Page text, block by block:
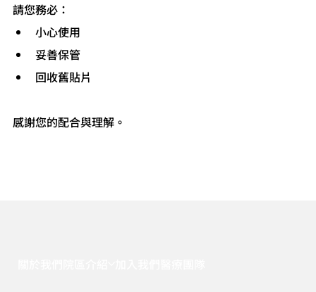
請您務必：
小心使用
妥善保管
回收舊貼片
感謝您的配合與理解。